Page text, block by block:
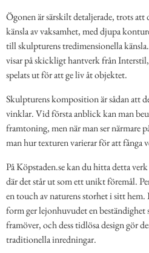
Ögonen är särskilt detaljerade, trots att
känsla av vaksamhet, med djupa
till skulpturens tredimensionella
visar på skickligt hantverk från
spelats ut för att ge liv åt objektet.
Skulpturens komposition är sådan att
vinklar. Vid första anblick kan man
framtoning, men när man ser närmare
man hur texturen varierar för att fånga
På Köpstaden.se kan du hitta detta
där det står ut som ett unikt föremål.
en touch av naturens storhet i sitt
form ger lejonhuvudet en beständighet
framöver, och dess tidlösa design gör
traditionella inredningar.